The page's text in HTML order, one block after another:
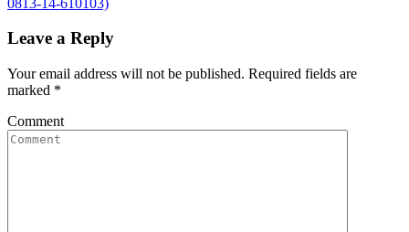
Leave a Reply
Your email address will not be published. Required fields are
marked *
Comment